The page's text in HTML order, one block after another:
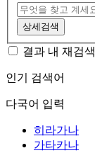
상세검색
결과 내 재검색
인기 검색어
다국어 입력
히라가나
가타카나